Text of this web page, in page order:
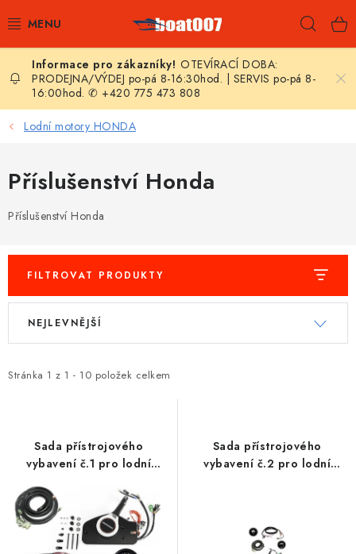
na
E-SHOP
AKČNÍ SLEVY
ZPRAVODAJ
LODNÍ MOTORY
NAFUKOVACÍ ČLUNY
PRAMICE A MOTOROVÉ VESLICE
KAJAKY, KÁNOE A RAFTY
OTEVÍRACÍ DOBA:
PRODEJNA/VÝDEJ po-pá 8-16:30hod. | SERVIS po-pá 8-
16:00hod. ✆ +420 775 473 808
Lodní motory HONDA
Příslušenství Honda
Příslušenství Honda
FILTROVAT PRODUKTY
V
i
d
u
k
Stránka 1 z 1 - 10 položek celkem
Ř
e
o
d
u
NEJLEVNĚJŠÍ
Sada přístrojového
vybavení č.1 pro lodní
Sada přístrojového
vybavení č.2 pro lodní